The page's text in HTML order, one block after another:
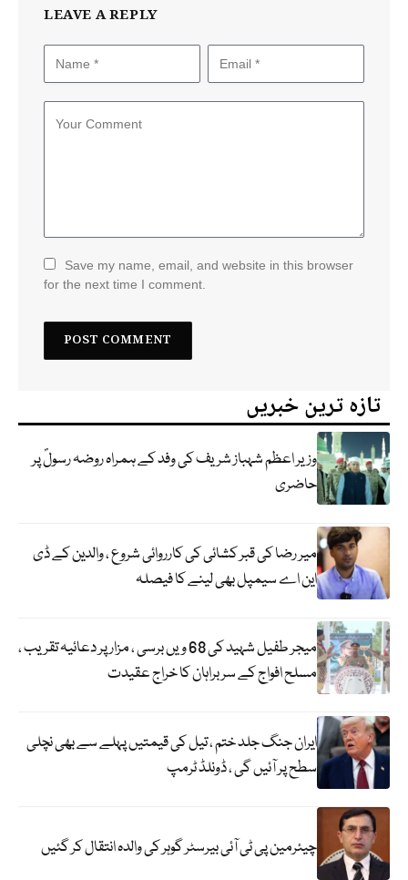
LEAVE A REPLY
Save my name, email, and website in this browser
for the next time I comment.
تازہ ترین خبریں
وزیر اعظم شہباز شریف کی وفد کے ہمراہ روضہ رسولؐ پر
حاضری
میر رضا کی قبر کشائی کی کارروائی شروع ، والدین کے ڈی
این اے سیمپل بھی لینے کا فیصلہ
میجر طفیل شہید کی 68 ویں برسی ، مزار پر دعائیہ تقریب ،
مسلح افواج کے سربراہان کا خراج عقیدت
ایران جنگ جلد ختم ، تیل کی قیمتیں پہلے سے بھی نچلی
سطح پر آئیں گی ، ڈونلڈ ٹرمپ
چیئرمین پی ٹی آئی بیرسٹر گوہر کی والدہ انتقال کر گئیں